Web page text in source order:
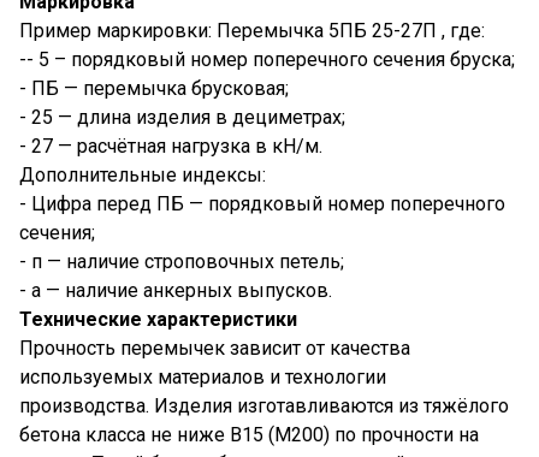
Пример маркировки: Перемычка 5ПБ 25-27П , где:
-- 5 – порядковый номер поперечного сечения бруска;
- ПБ — перемычка брусковая;
- 25 — длина изделия в дециметрах;
- 27 — расчётная нагрузка в кН/м.
Дополнительные индексы:
- Цифра перед ПБ — порядковый номер поперечного
сечения;
- п — наличие строповочных петель;
- а — наличие анкерных выпусков.
Технические характеристики
Прочность перемычек зависит от качества
используемых материалов и технологии
производства. Изделия изготавливаются из тяжёлого
бетона класса не ниже В15 (М200) по прочности на